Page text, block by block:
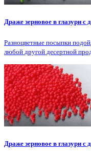
Драже зерновое в глазури
Разноцветные посыпки
любой другой десертной
Драже зерновое в глазури